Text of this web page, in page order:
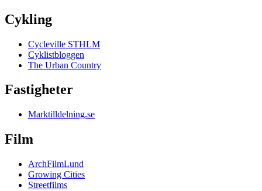
Cykling
Cycleville STHLM
Cyklistbloggen
The Urban Country
Fastigheter
Marktilldelning.se
Film
ArchFilmLund
Growing Cities
Streetfilms